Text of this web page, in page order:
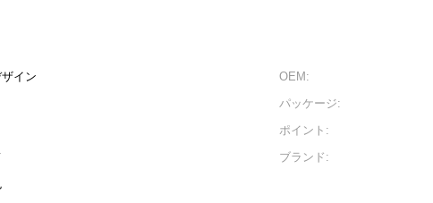
イン OEM:
パッケージ:
ポイント:
ブランド: